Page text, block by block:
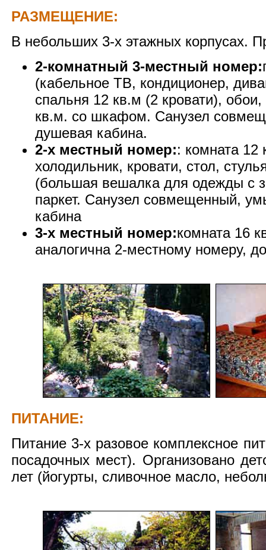
РАЗМЕЩЕНИЕ:
В небольших 3-х этажных корпусах.
2-комнатный 3-местный номер:
(кабельное ТВ, кондиционер,
спальня 12 кв.м (2 кровати),
кв.м. со шкафом. Санузел
душевая кабина.
2-х местный номер:: комната 12
холодильник, кровати, стол,
(большая вешалка для одежды с
паркет. Санузел совмещенный,
кабина
3-х местный номер:комната 16
аналогична 2-местному номеру,
ПИТАНИЕ:
Питание 3-х разовое комплексное
посадочных мест). Организовано
лет (йогурты, сливочное масло,